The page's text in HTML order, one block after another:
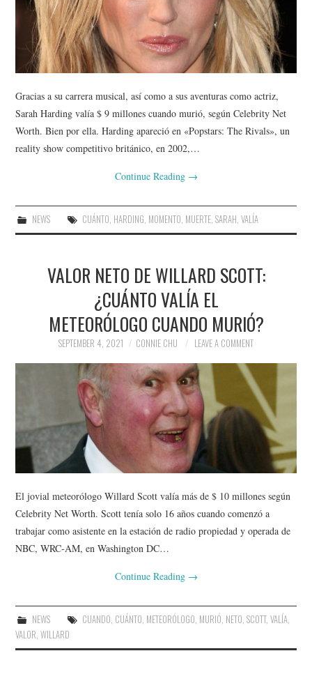
Gracias a su carrera musical, así como a sus aventuras como actriz,
Sarah Harding valía $ 9 millones cuando murió, según Celebrity Net
Worth. Bien por ella. Harding apareció en «Popstars: The Rivals», un
reality show competitivo británico, en 2002,…
Continue Reading →
NEWS CUÁNTO, HARDING, MOMENTO, MUERTE, SARAH, VALÍA
VALOR NETO DE WILLARD SCOTT:
¿CUÁNTO VALÍA EL
METEORÓLOGO CUANDO MURIÓ?
SEPTEMBER 4, 2021 CONNIE CHU LEAVE A COMMENT
El jovial meteorólogo Willard Scott valía más de $ 10 millones según
Celebrity Net Worth. Scott tenía solo 16 años cuando comenzó a
trabajar como asistente en la estación de radio propiedad y operada de
NBC, WRC-AM, en Washington DC…
Continue Reading →
NEWS CUANDO, CUÁNTO, METEORÓLOGO, MURIÓ, NETO, SCOTT, VALÍA,
VALOR,WILLARD